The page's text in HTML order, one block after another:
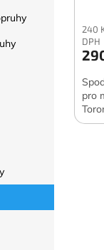
240
DPH
pro